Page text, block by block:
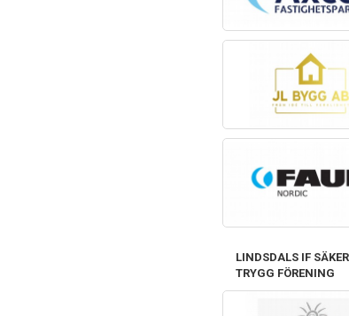
LINDSDALS IF
TRYGG FÖRENING